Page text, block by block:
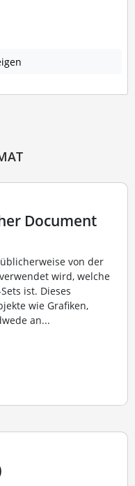
Document
von der
wird, welche
ist. Dieses
wie Grafiken,
an...